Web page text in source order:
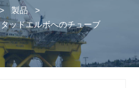
> 製品
>
ッドエルボへのチューブ